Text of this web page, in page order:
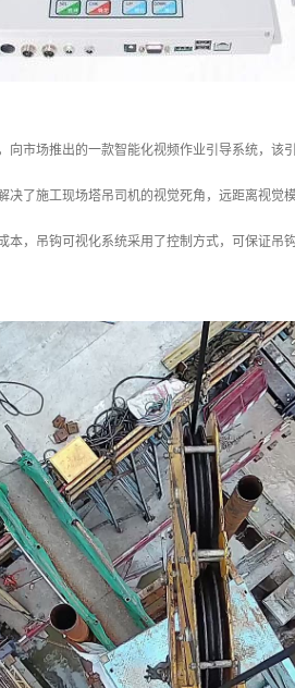
向市场推出的一款智能化视频作业引导系统，
了施工现场塔吊司机的视觉死角，远距离视觉
，吊钩可视化系统采用了控制方式，可保证吊